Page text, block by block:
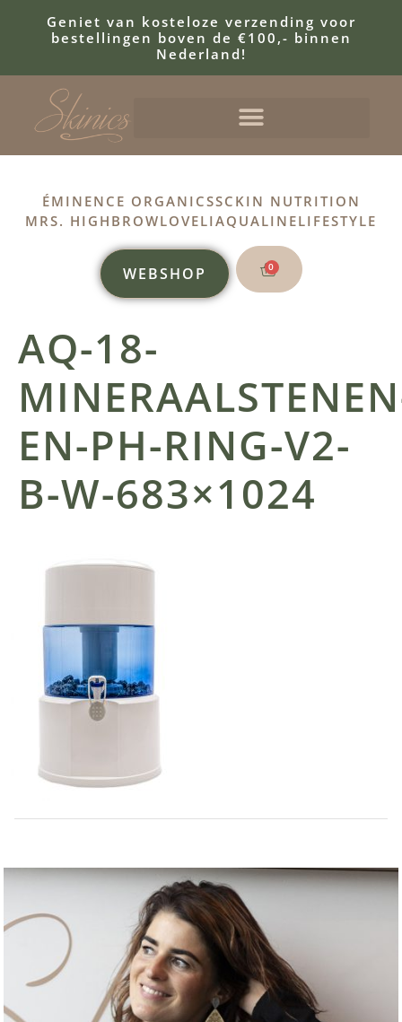
Geniet van kosteloze verzending voor
bestellingen boven de €100,- binnen
Nederland!
ÉMINENCE ORGANICSSCKIN NUTRITION
MRS. HIGHBROWLOVELIAQUALINELIFESTYLE
WEBSHOP 0
AQ-18-
EN-PH-RING-V2-
B-W-683×1024